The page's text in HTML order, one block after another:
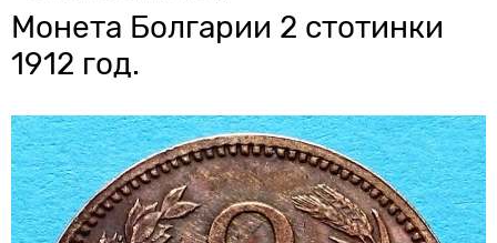
Монета Болгарии 2 стотинки
1912 год.